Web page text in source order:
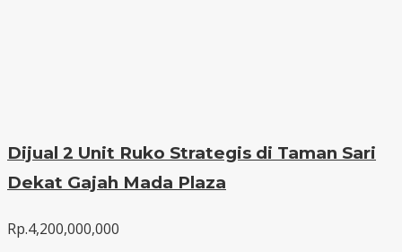
Dijual 2 Unit Ruko Strategis di Taman Sari
Dekat Gajah Mada Plaza
Rp.4,200,000,000